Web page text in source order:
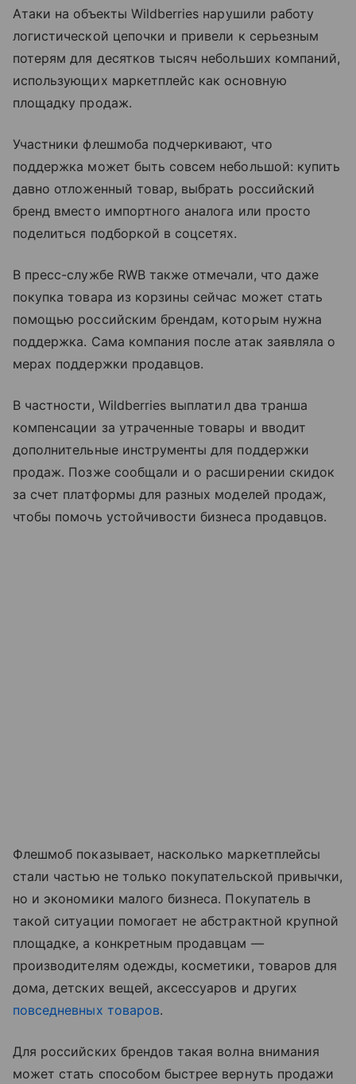
Атаки на объекты Wildberries нарушили работу
логистической цепочки и привели к серьезным
потерям для десятков тысяч небольших компаний,
использующих маркетплейс как основную
площадку продаж.
Участники флешмоба подчеркивают, что
поддержка может быть совсем небольшой: купить
давно отложенный товар, выбрать российский
бренд вместо импортного аналога или просто
поделиться подборкой в соцсетях.
В пресс-службе RWB также отмечали, что даже
покупка товара из корзины сейчас может стать
помощью российским брендам, которым нужна
поддержка. Сама компания после атак заявляла о
мерах поддержки продавцов.
В частности, Wildberries выплатил два транша
компенсации за утраченные товары и вводит
дополнительные инструменты для поддержки
продаж. Позже сообщали и о расширении скидок
за счет платформы для разных моделей продаж,
чтобы помочь устойчивости бизнеса продавцов.
Флешмоб показывает, насколько маркетплейсы
стали частью не только покупательской привычки,
но и экономики малого бизнеса. Покупатель в
такой ситуации помогает не абстрактной крупной
площадке, а конкретным продавцам —
производителям одежды, косметики, товаров для
дома, детских вещей, аксессуаров и других
повседневных товаров.
Для российских брендов такая волна внимания
может стать способом быстрее вернуть продажи